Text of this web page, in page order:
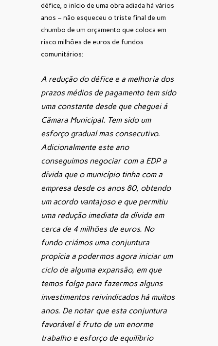
défice, o início de uma obra adiada há vários
anos – não esqueceu o triste final de um
chumbo de um orçamento que coloca em
risco milhões de euros de fundos
comunitários:
A redução do défice e a melhoria dos
prazos médios de pagamento tem sido
uma constante desde que cheguei á
Câmara Municipal. Tem sido um
esforço gradual mas consecutivo.
Adicionalmente este ano
conseguimos negociar com a EDP a
dívida que o município tinha com a
empresa desde os anos 80, obtendo
um acordo vantajoso e que permitiu
uma redução imediata da dívida em
cerca de 4 milhões de euros. No
fundo criámos uma conjuntura
propícia a podermos agora iniciar um
ciclo de alguma expansão, em que
temos folga para fazermos alguns
investimentos reivindicados há muitos
anos. De notar que esta conjuntura
favorável é fruto de um enorme
trabalho e esforço de equilíbrio